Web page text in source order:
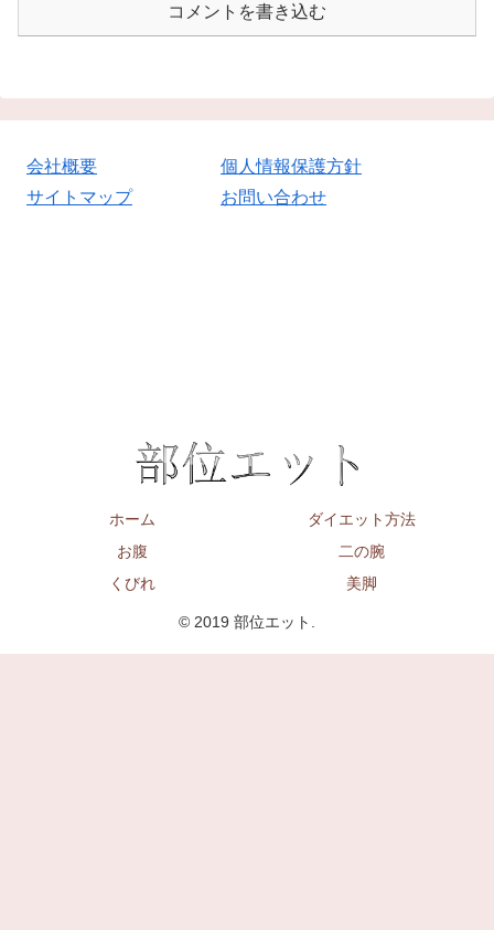
コメントを書き込む
会社概要
個人情報保護方針
サイトマップ
お問い合わせ
ホーム
ダイエット方法
お腹
二の腕
くびれ
美脚
© 2019 部位エット.